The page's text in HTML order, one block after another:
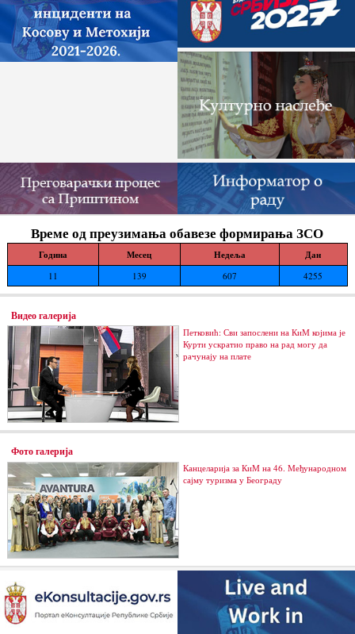
Време од преузимања обавезе формирања ЗСО
Година Месец Недеља Дан
11 139 607 4255
Видео галерија
Петковић: Сви запослени на КиМ којима је
Курти ускратио право на рад могу да
рачунају на плате
Фото галерија
Канцеларија за КиМ на 46. Међународном
сајму туризма у Београду